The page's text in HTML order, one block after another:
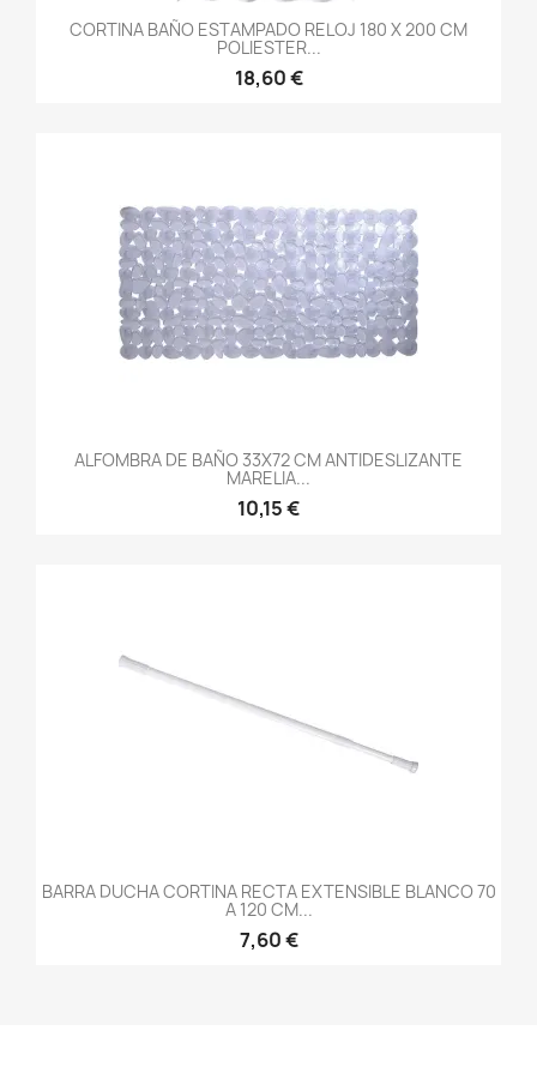
CORTINA BAÑO ESTAMPADO RELOJ 180 X 200 CM
POLIESTER...
18,60 €
ALFOMBRA DE BAÑO 33X72 CM ANTIDESLIZANTE
MARELIA...
10,15 €
BARRA DUCHA CORTINA RECTA EXTENSIBLE BLANCO 70
A 120 CM...
7,60 €